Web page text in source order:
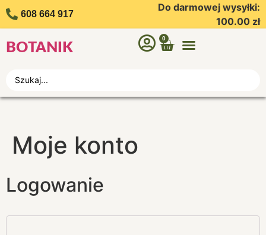
608 664 917
Do darmowej wysyłki:
100.00 zł
BOTANIK
0
Moje konto
Logowanie